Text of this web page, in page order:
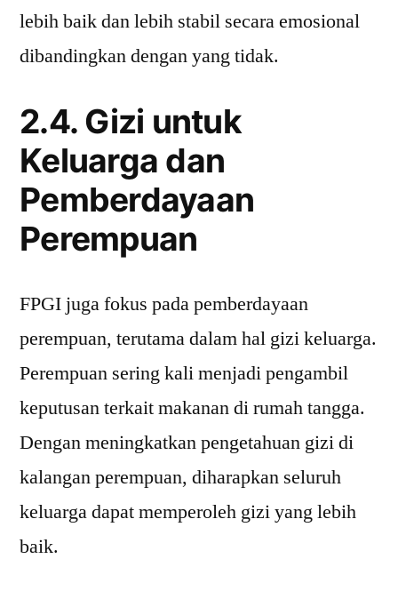
lebih baik dan lebih stabil secara emosional
dibandingkan dengan yang tidak.
2.4. Gizi untuk
Keluarga dan
Pemberdayaan
Perempuan
FPGI juga fokus pada pemberdayaan
perempuan, terutama dalam hal gizi keluarga.
Perempuan sering kali menjadi pengambil
keputusan terkait makanan di rumah tangga.
Dengan meningkatkan pengetahuan gizi di
kalangan perempuan, diharapkan seluruh
keluarga dapat memperoleh gizi yang lebih
baik.